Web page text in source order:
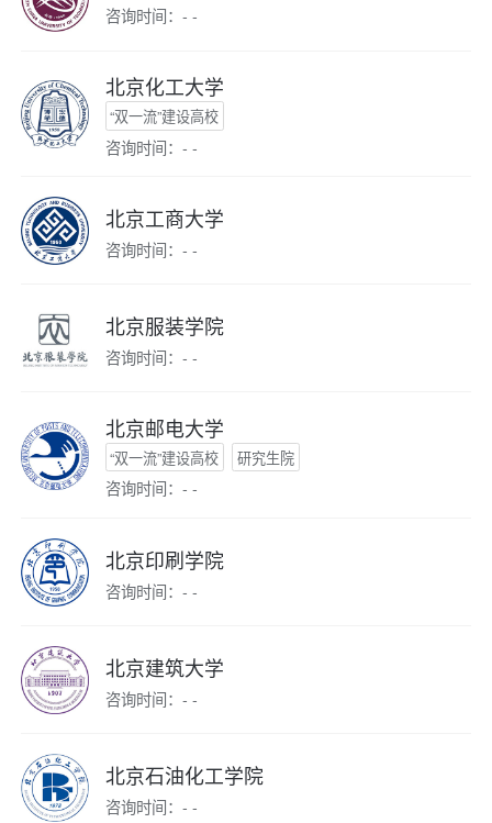
咨询时间：- -
北京化工大学
“双一流”建设高校
咨询时间：- -
北京工商大学
咨询时间：- -
北京服装学院
咨询时间：- -
北京邮电大学
“双一流”建设高校 研究生院
咨询时间：- -
北京印刷学院
咨询时间：- -
北京建筑大学
咨询时间：- -
北京石油化工学院
咨询时间：- -